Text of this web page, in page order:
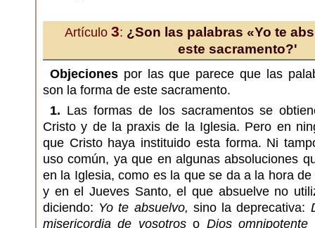
Artículo 3: ¿Son las palabras «Yo te
este sacramento?'
Objeciones por las que parece que las
son la forma de este sacramento.
1. Las formas de los sacramentos se
Cristo y de la praxis de la Iglesia. Pero en
que Cristo haya instituido esta forma. Ni
uso común, ya que en algunas absoluciones
en la Iglesia, como es la que se da a la hora
y en el Jueves Santo, el que absuelve no
diciendo: Yo te absuelvo, sino la deprecativa:
misericordia de vosotroso Dios omnipotente